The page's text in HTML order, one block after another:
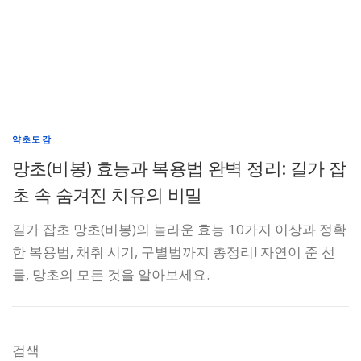
약초도감
망초(비봉) 효능과 복용법 완벽 정리: 길가 잡
초 속 숨겨진 치유의 비밀
길가 잡초 망초(비봉)의 놀라운 효능 10가지 이상과 정확
한 복용법, 채취 시기, 구별법까지 총정리! 자연이 준 선
물, 망초의 모든 것을 알아보세요.
검색